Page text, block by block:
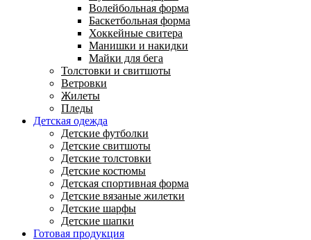
Волейбольная форма
Баскетбольная форма
Хоккейные свитера
Манишки и накидки
Майки для бега
Толстовки и свитшоты
Ветровки
Жилеты
Пледы
Детская одежда
Детские футболки
Детские свитшоты
Детские толстовки
Детские костюмы
Детская спортивная форма
Детские вязаные жилетки
Детские шарфы
Детские шапки
Готовая продукция